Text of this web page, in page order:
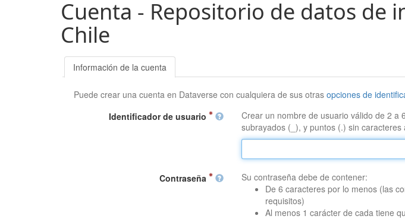
Cuenta - Repositorio de datos de
Chile
Información de la cuenta
Puede crear una cuenta en Dataverse con cualquiera de sus otrasopciones de
Identificador de usuario
Crear un nombre de usuario válido de 2 a
subrayados (_), y puntos (.) sin caracteres
Contraseña
Su contraseña debe de contener:
De 6 caracteres por lo menos (las
requisitos)
Al menos 1 carácter de cada tiene